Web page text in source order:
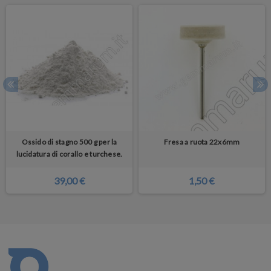
Ossido di stagno 500 g per la
lucidatura di corallo e turchese.
39,00 €
Fresa a ruota 22x6mm
1,50 €